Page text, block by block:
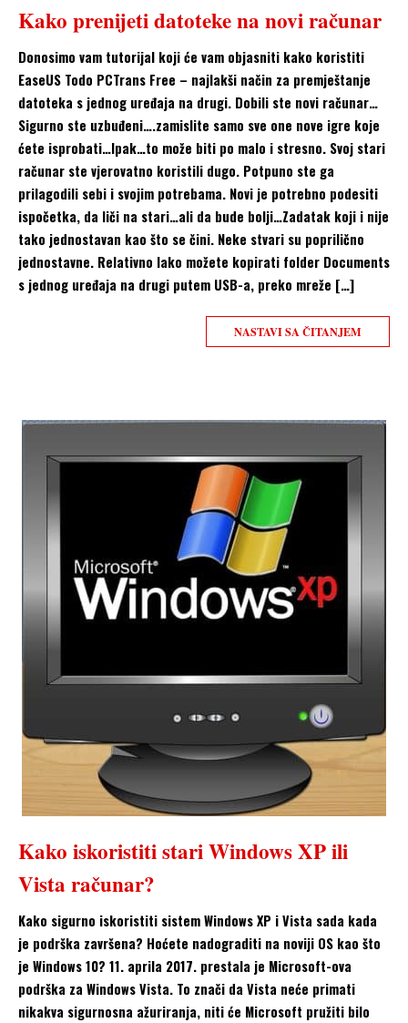
Kako prenijeti datoteke na novi računar
Donosimo vam tutorijal koji će vam objasniti kako koristiti
EaseUS Todo PCTrans Free – najlakši način za premještanje
datoteka s jednog uređaja na drugi. Dobili ste novi računar…
Sigurno ste uzbuđeni….zamislite samo sve one nove igre koje
ćete isprobati…Ipak…to može biti po malo i stresno. Svoj stari
računar ste vjerovatno koristili dugo. Potpuno ste ga
prilagodili sebi i svojim potrebama. Novi je potrebno podesiti
ispočetka, da liči na stari…ali da bude bolji…Zadatak koji i nije
tako jednostavan kao što se čini. Neke stvari su poprilično
jednostavne. Relativno lako možete kopirati folder Documents
s jednog uređaja na drugi putem USB-a, preko mreže […]
NASTAVI SA ČITANJEM
Kako iskoristiti stari Windows XP ili
Vista računar?
Kako sigurno iskoristiti sistem Windows XP i Vista sada kada
je podrška završena? Hoćete nadograditi na noviji OS kao što
je Windows 10? 11. aprila 2017. prestala je Microsoft-ova
podrška za Windows Vista. To znači da Vista neće primati
nikakva sigurnosna ažuriranja, niti će Microsoft pružiti bilo